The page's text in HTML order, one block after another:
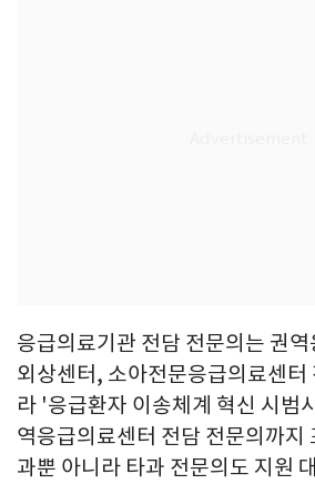
응급의료기관 전담 전문의는 권
외상센터, 소아전문응급의료센터
라 '응급환자 이송체계 혁신 시범
역응급의료센터 전담 전문의까지
과뿐 아니라 타과 전문의도 지원